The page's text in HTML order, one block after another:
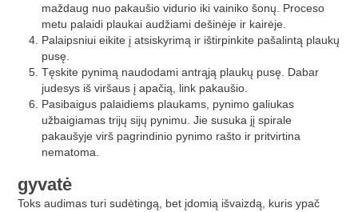
maždaug nuo pakaušio vidurio iki vainiko šonų. Proceso
metu palaidi plaukai audžiami dešinėje ir kairėje.
Palaipsniui eikite į atsiskyrimą ir ištirpinkite pašalintą plaukų
pusę.
Tęskite pynimą naudodami antrąją plaukų pusę. Dabar
judesys iš viršaus į apačią, link pakaušio.
Pasibaigus palaidiems plaukams, pynimo galiukas
užbaigiamas trijų sijų pynimu. Jie susuka jį spirale
pakaušyje virš pagrindinio pynimo rašto ir pritvirtina
nematoma.
gyvatė
Toks audimas turi sudėtingą, bet įdomią išvaizdą, kuris ypač